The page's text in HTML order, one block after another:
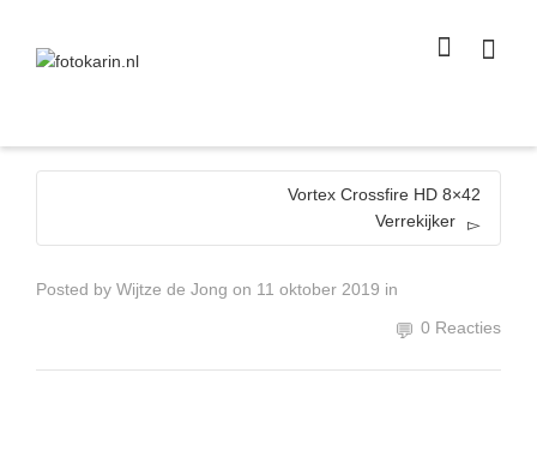
size
Super Search
Vortex Crossfire HD 8×42
Verrekijker
Posted by Wijtze de Jong on 11 oktober 2019 in
0 Reacties